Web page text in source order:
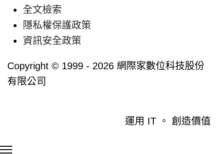
全文檢索
隱私權保護政策
資訊安全政策
Copyright © 1999 - 2026 網際家數位科技股份
有限公司
運用 IT 。 創造價值